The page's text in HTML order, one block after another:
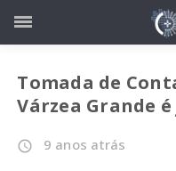
Tomada de
Várzea Grande
access_time 9 anos atrás